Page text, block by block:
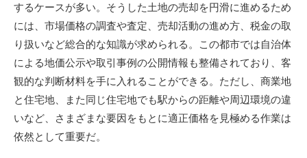
するケースが多い。そうした土地の売却を円滑に進めるため
には、市場価格の調査や査定、売却活動の進め方、税金の取
り扱いなど総合的な知識が求められる。この都市では自治体
による地価公示や取引事例の公開情報も整備されており、客
観的な判断材料を手に入れることができる。ただし、商業地
と住宅地、また同じ住宅地でも駅からの距離や周辺環境の違
いなど、さまざまな要因をもとに適正価格を見極める作業は
依然として重要だ。